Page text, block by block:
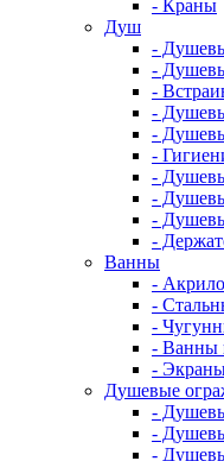
- Краны
Душ
-
-
-
-
-
-
-
-
-
-
Ванны
-
-
-
- Ванны
-
Душевые
-
-
-